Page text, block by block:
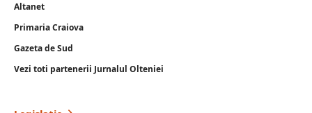
Altanet
Primaria Craiova
Gazeta de Sud
Vezi toti partenerii Jurnalul Olteniei